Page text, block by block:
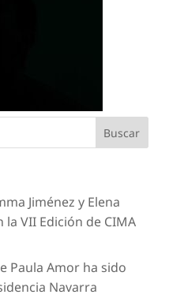
Jiménez y Elena
VII Edición de CIMA
Paula Amor ha sido
Navarra